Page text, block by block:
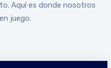
Aquí es donde nosotros
juego.